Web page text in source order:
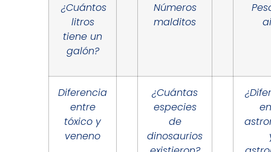
¿Cuántos
litros
tiene un
galón?
Números
malditos
Diferencia
entre
tóxico y
veneno
¿Cuántas
especies
de
dinosaurios